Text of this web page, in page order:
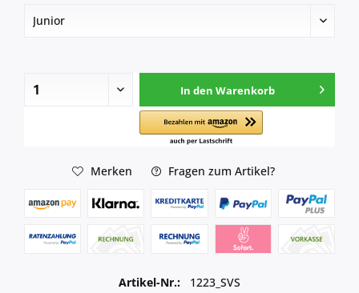
In den Warenkorb
Merken Fragen zum Artikel?
Artikel-Nr.:
1223_SVS